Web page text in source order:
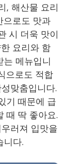
, 해산물 요리
으로도 맛과
시 더욱 맛이
요리와 함
는 메뉴입니
으로도 적합
맞춤입니다.
기 때문에 급
때 딱 좋아요.
러져 입맛을
니다.